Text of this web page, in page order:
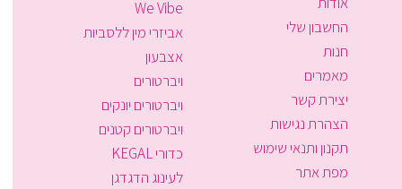
החשבון שלי
חנות
מאמרים
יצירת קשר
הצהרת נגישות
תקנון ותנאי שימוש
מפת אתר
We Vibe
אביזרי מין ללסביות
אצבעון
ויברטורים
ויברטורים יונקים
ויברטורים קטנים
כדורי KEGAL
לעינוג הדגדגן